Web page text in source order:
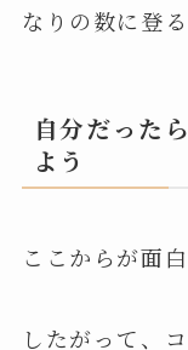
なりの数に登
自分だった
よう
ここからが面
したがって、